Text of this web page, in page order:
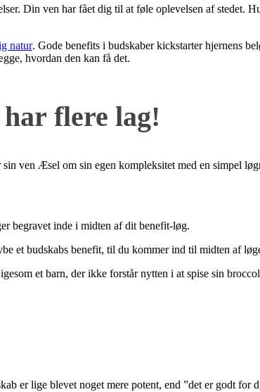
Din ven har fået dig til at føle oplevelsen af stedet.
natur. Gode benefits i budskaber kickstarter hjernens
hvordan den kan få det.
flere lag!
ven Æsel om sin egen kompleksitet med en simpel
begravet inde i midten af dit benefit-løg.
et budskabs benefit, til du kommer ind til midten af
et barn, der ikke forstår nytten i at spise sin
er lige blevet noget mere potent, end ”det er godt for